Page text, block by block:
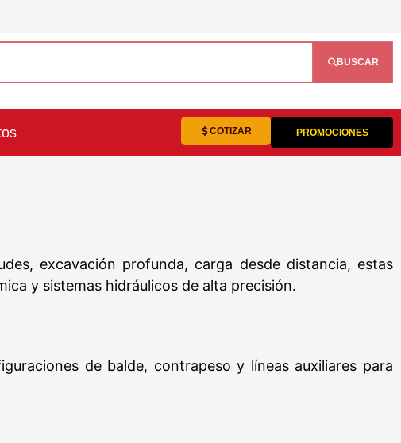
BUSCAR
PROMOCIONES
COTIZAR
excavación profunda, carga desde distancia, estas
y sistemas hidráulicos de alta precisión.
de balde, contrapeso y líneas auxiliares para